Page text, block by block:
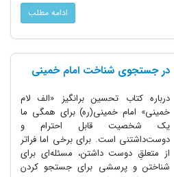
ادامه مطلب
در جستجوی شناخت امام خمینی
درباره کتاب تحسین برانگیز «الف لام
خمینی» امام خمینی(ره) برای همگی ما
یک شخصیت قابل احترام و
دوست‌داشتنی است. برای برخی اما فراتر
از متعلقِ دوست داشتن، مسئله‌ای برای
شناختن و پرسشی برای جستجو کردن